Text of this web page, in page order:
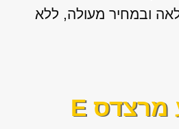
ובמחיר מעולה, ללא
מרצדס E